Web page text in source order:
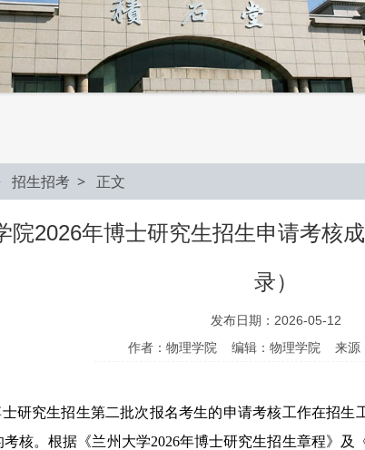
招生招考 > 正文
院2026年博士研究生招生申请考核
录）
发布日期：2026-05-12
作者：物理学院 编辑：物理学院 来源
研究生招生第二批次报名考生的申请考核工作在招生
考核。根据 《兰州大学2026年博士研究生招生章程》 及